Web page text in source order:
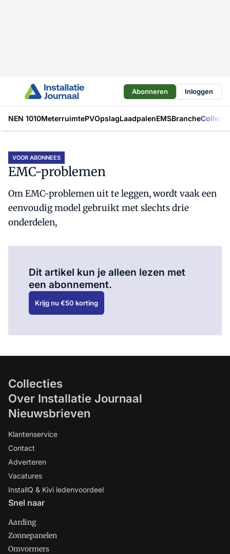
Abonneren Inloggen
NEN 1010MeterruimtePVOpslagLaadpalenEMSBranche
VOOR ABONNEES
EMC-problemen
Om EMC-problemen uit te leggen, wordt vaak een
eenvoudig model gebruikt met slechts drie
onderdelen,
Dit artikel kun je alleen lezen met
een abonnement.
Krijg nu €50 korting
Collecties
Over Installatie Journaal
Nieuwsbrieven
Klantenservice
Contact
Adverteren
Vacatures
InstallQ & Kivi ledenvoordeel
Snel naar
Aarding
Zonnepanelen
Omvormers